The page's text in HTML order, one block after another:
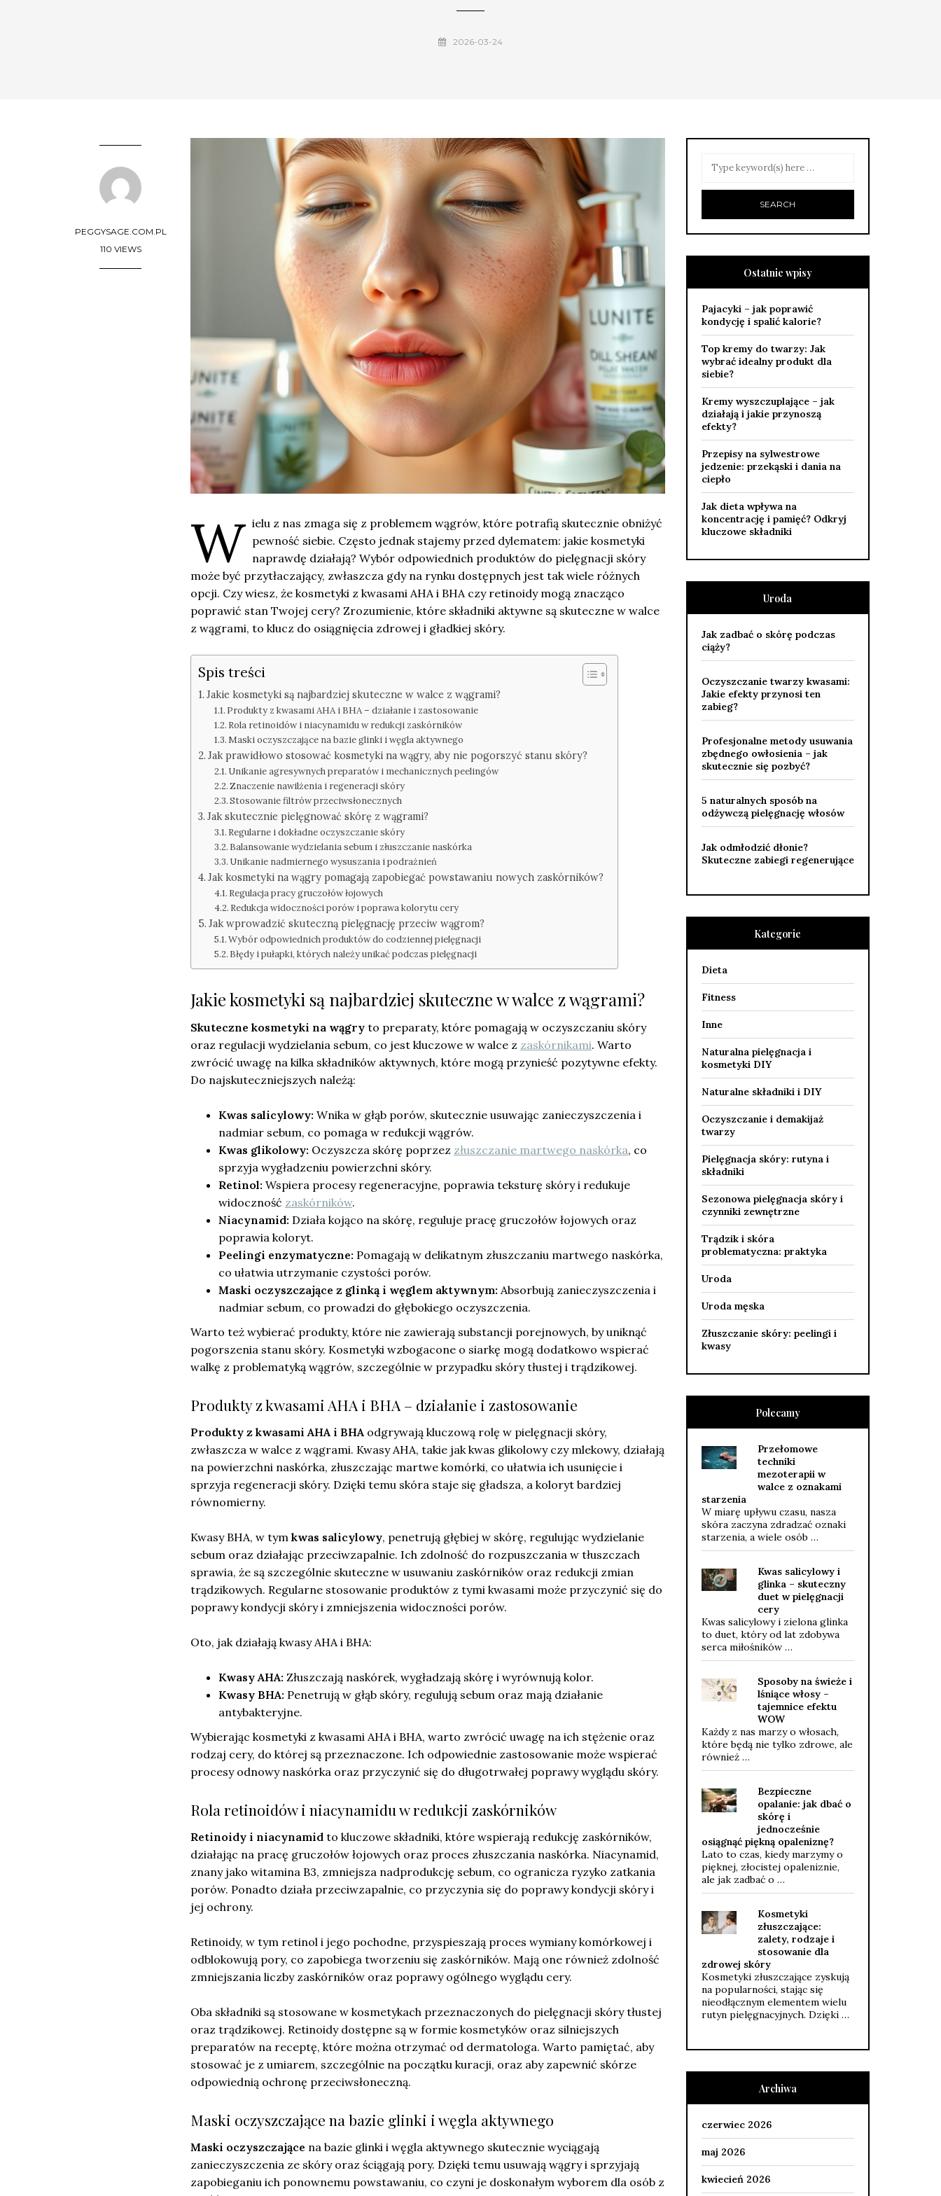
2026-03-24
PEGGYSAGE.COM.PL
110 VIEWS
W ielu z nas zmaga się z problemem wągrów, które potrafią skutecznie obniżyć
pewność siebie. Często jednak stajemy przed dylematem: jakie kosmetyki
naprawdę działają? Wybór odpowiednich produktów do pielęgnacji skóry
może być przytłaczający, zwłaszcza gdy na rynku dostępnych jest tak wiele różnych
opcji. Czy wiesz, że kosmetyki z kwasami AHA i BHA czy retinoidy mogą znacząco
poprawić stan Twojej cery? Zrozumienie, które składniki aktywne są skuteczne w walce
z wągrami, to klucz do osiągnięcia zdrowej i gładkiej skóry.
Spis treści
Jakie kosmetyki są najbardziej skuteczne w walce z wągrami?
Produkty z kwasami AHA i BHA – działanie i zastosowanie
Rola retinoidów i niacynamidu w redukcji zaskórników
Maski oczyszczające na bazie glinki i węgla aktywnego
Jak prawidłowo stosować kosmetyki na wągry, aby nie pogorszyć stanu skóry?
Unikanie agresywnych preparatów i mechanicznych peelingów
Znaczenie nawilżenia i regeneracji skóry
Stosowanie filtrów przeciwsłonecznych
Jak skutecznie pielęgnować skórę z wągrami?
Regularne i dokładne oczyszczanie skóry
Balansowanie wydzielania sebum i złuszczanie naskórka
Unikanie nadmiernego wysuszania i podrażnień
Jak kosmetyki na wągry pomagają zapobiegać powstawaniu nowych zaskórników?
Regulacja pracy gruczołów łojowych
Redukcja widoczności porów i poprawa kolorytu cery
Jak wprowadzić skuteczną pielęgnację przeciw wągrom?
Wybór odpowiednich produktów do codziennej pielęgnacji
Błędy i pułapki, których należy unikać podczas pielęgnacji
Jakie kosmetyki są najbardziej skuteczne w walce z wągrami?
Skuteczne kosmetyki na wągry to preparaty, które pomagają w oczyszczaniu skóry
oraz regulacji wydzielania sebum, co jest kluczowe w walce z zaskórnikami. Warto
zwrócić uwagę na kilka składników aktywnych, które mogą przynieść pozytywne efekty.
Do najskuteczniejszych należą:
Kwas salicylowy: Wnika w głąb porów, skutecznie usuwając zanieczyszczenia i
nadmiar sebum, co pomaga w redukcji wągrów.
Kwas glikolowy: Oczyszcza skórę poprzez złuszczanie martwego naskórka, co
sprzyja wygładzeniu powierzchni skóry.
Retinol: Wspiera procesy regeneracyjne, poprawia teksturę skóry i redukuje
widoczność zaskórników.
Niacynamid: Działa kojąco na skórę, reguluje pracę gruczołów łojowych oraz
poprawia koloryt.
Peelingi enzymatyczne: Pomagają w delikatnym złuszczaniu martwego naskórka,
co ułatwia utrzymanie czystości porów.
Maski oczyszczające z glinką i węglem aktywnym: Absorbują zanieczyszczenia i
nadmiar sebum, co prowadzi do głębokiego oczyszczenia.
Warto też wybierać produkty, które nie zawierają substancji porejnowych, by uniknąć
pogorszenia stanu skóry. Kosmetyki wzbogacone o siarkę mogą dodatkowo wspierać
walkę z problematyką wągrów, szczególnie w przypadku skóry tłustej i trądzikowej.
Produkty z kwasami AHA i BHA – działanie i zastosowanie
Produkty z kwasami AHA i BHA odgrywają kluczową rolę w pielęgnacji skóry,
zwłaszcza w walce z wągrami. Kwasy AHA, takie jak kwas glikolowy czy mlekowy, działają
na powierzchni naskórka, złuszczając martwe komórki, co ułatwia ich usunięcie i
sprzyja regeneracji skóry. Dzięki temu skóra staje się gładsza, a koloryt bardziej
równomierny.
Kwasy BHA, w tym kwas salicylowy, penetrują głębiej w skórę, regulując wydzielanie
sebum oraz działając przeciwzapalnie. Ich zdolność do rozpuszczania w tłuszczach
sprawia, że są szczególnie skuteczne w usuwaniu zaskórników oraz redukcji zmian
trądzikowych. Regularne stosowanie produktów z tymi kwasami może przyczynić się do
poprawy kondycji skóry i zmniejszenia widoczności porów.
Oto, jak działają kwasy AHA i BHA:
Kwasy AHA: Złuszczają naskórek, wygładzają skórę i wyrównują kolor.
Kwasy BHA: Penetrują w głąb skóry, regulują sebum oraz mają działanie
antybakteryjne.
Wybierając kosmetyki z kwasami AHA i BHA, warto zwrócić uwagę na ich stężenie oraz
rodzaj cery, do której są przeznaczone. Ich odpowiednie zastosowanie może wspierać
procesy odnowy naskórka oraz przyczynić się do długotrwałej poprawy wyglądu skóry.
Rola retinoidów i niacynamidu w redukcji zaskórników
Retinoidy i niacynamid to kluczowe składniki, które wspierają redukcję zaskórników,
działając na pracę gruczołów łojowych oraz proces złuszczania naskórka. Niacynamid,
znany jako witamina B3, zmniejsza nadprodukcję sebum, co ogranicza ryzyko zatkania
porów. Ponadto działa przeciwzapalnie, co przyczynia się do poprawy kondycji skóry i
jej ochrony.
Retinoidy, w tym retinol i jego pochodne, przyspieszają proces wymiany komórkowej i
odblokowują pory, co zapobiega tworzeniu się zaskórników. Mają one również zdolność
zmniejszania liczby zaskórników oraz poprawy ogólnego wyglądu cery.
Oba składniki są stosowane w kosmetykach przeznaczonych do pielęgnacji skóry tłustej
oraz trądzikowej. Retinoidy dostępne są w formie kosmetyków oraz silniejszych
preparatów na receptę, które można otrzymać od dermatologa. Warto pamiętać, aby
stosować je z umiarem, szczególnie na początku kuracji, oraz aby zapewnić skórze
odpowiednią ochronę przeciwsłoneczną.
Maski oczyszczające na bazie glinki i węgla aktywnego
Maski oczyszczające na bazie glinki i węgla aktywnego skutecznie wyciągają
zanieczyszczenia ze skóry oraz ściągają pory. Dzięki temu usuwają wągry i sprzyjają
zapobieganiu ich ponownemu powstawaniu, co czyni je doskonałym wyborem dla osób z
Ostatnie wpisy
Pajacyki – jak poprawić
kondycję i spalić kalorie?
Top kremy do twarzy: Jak
wybrać idealny produkt dla
siebie?
Kremy wyszczuplające – jak
działają i jakie przynoszą
efekty?
Przepisy na sylwestrowe
jedzenie: przekąski i dania na
ciepło
Jak dieta wpływa na
koncentrację i pamięć? Odkryj
kluczowe składniki
Uroda
Jak zadbać o skórę podczas
ciąży?
Oczyszczanie twarzy kwasami:
Jakie efekty przynosi ten
zabieg?
Profesjonalne metody usuwania
zbędnego owłosienia – jak
skutecznie się pozbyć?
5 naturalnych sposób na
odżywczą pielęgnację włosów
Jak odmłodzić dłonie?
Skuteczne zabiegi regenerujące
Kategorie
Dieta
Fitness
Inne
Naturalna pielęgnacja i
kosmetyki DIY
Naturalne składniki i DIY
Oczyszczanie i demakijaż
twarzy
Pielęgnacja skóry: rutyna i
składniki
Sezonowa pielęgnacja skóry i
czynniki zewnętrzne
Trądzik i skóra
problematyczna: praktyka
Uroda
Uroda męska
Złuszczanie skóry: peelingi i
kwasy
Polecamy
Przełomowe
techniki
mezoterapii w
walce z oznakami
starzenia
W miarę upływu czasu, nasza
skóra zaczyna zdradzać oznaki
starzenia, a wiele osób …
Kwas salicylowy i
glinka – skuteczny
duet w pielęgnacji
cery
Kwas salicylowy i zielona glinka
to duet, który od lat zdobywa
serca miłośników …
Sposoby na świeże i
lśniące włosy –
tajemnice efektu
WOW
Każdy z nas marzy o włosach,
które będą nie tylko zdrowe, ale
również …
Bezpieczne
opalanie: jak dbać o
skórę i
jednocześnie
osiągnąć piękną opaleniznę?
Lato to czas, kiedy marzymy o
pięknej, złocistej opaleniznie,
ale jak zadbać o …
Kosmetyki
złuszczające:
zalety, rodzaje i
stosowanie dla
zdrowej skóry
Kosmetyki złuszczające zyskują
na popularności, stając się
nieodłącznym elementem wielu
rutyn pielęgnacyjnych. Dzięki …
Archiwa
czerwiec 2026
maj 2026
kwiecień 2026